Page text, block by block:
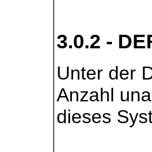
3.0.2 -
Unter der
Anzahl
dieses